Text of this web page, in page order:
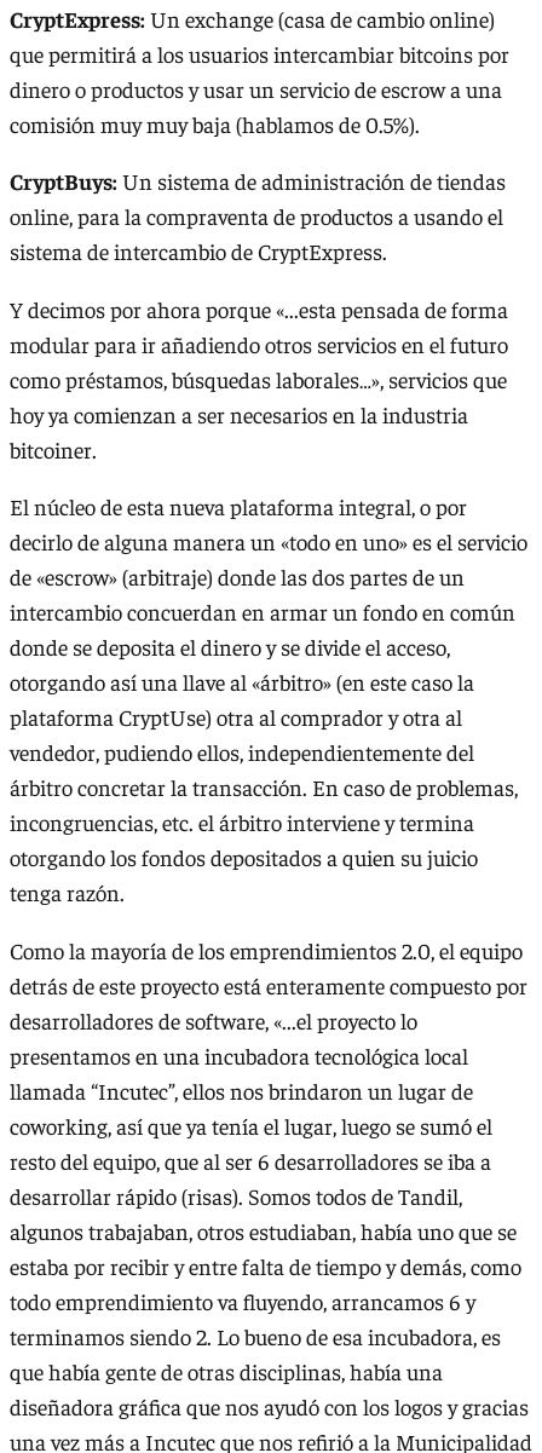
CryptExpress:Un exchange (casa de cambio online)
que permitirá a los usuarios intercambiar bitcoins por
dinero o productos y usar un servicio de escrow a una
comisión muy muy baja (hablamos de 0.5%).
CryptBuys:Un sistema de administración de tiendas
online, para la compraventa de productos a usando el
sistema de intercambio de CryptExpress.
Y decimos por ahora porque «...esta pensada de forma
modular para ir añadiendo otros servicios en el futuro
como préstamos, búsquedas laborales…», servicios que
hoy ya comienzan a ser necesarios en la industria
bitcoiner.
El núcleo de esta nueva plataforma integral, o por
decirlo de alguna manera un «todo en uno» es el servicio
de «escrow» (arbitraje) donde las dos partes de un
intercambio concuerdan en armar un fondo en común
donde se deposita el dinero y se divide el acceso,
otorgando así una llave al «árbitro» (en este caso la
plataforma CryptUse) otra al comprador y otra al
vendedor, pudiendo ellos, independientemente del
árbitro concretar la transacción. En caso de problemas,
incongruencias, etc. el árbitro interviene y termina
otorgando los fondos depositados a quien su juicio
tenga razón.
Como la mayoría de los emprendimientos 2.0, el equipo
detrás de este proyecto está enteramente compuesto por
desarrolladores de software, «...el proyecto lo
presentamos en una incubadora tecnológica local
llamada “Incutec”, ellos nos brindaron un lugar de
coworking, así que ya tenía el lugar, luego se sumó el
resto del equipo, que al ser 6 desarrolladores se iba a
desarrollar rápido (risas). Somos todos de Tandil,
algunos trabajaban, otros estudiaban, había uno que se
estaba por recibir y entre falta de tiempo y demás, como
todo emprendimiento va fluyendo, arrancamos 6 y
terminamos siendo 2. Lo bueno de esa incubadora, es
que había gente de otras disciplinas, había una
diseñadora gráfica que nos ayudó con los logos y gracias
una vez más a Incutec que nos refirió a la Municipalidad